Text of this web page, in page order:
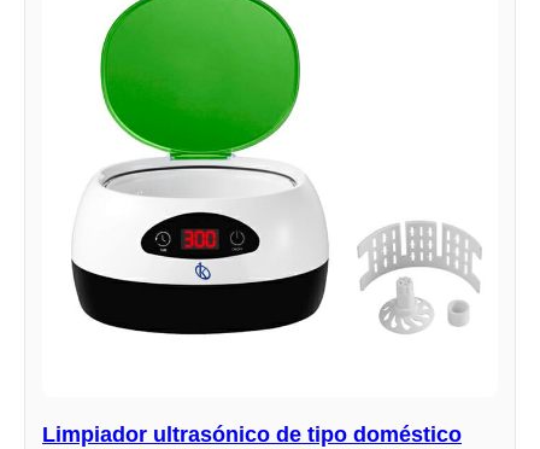
Limpiador ultrasónico de tipo doméstico